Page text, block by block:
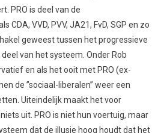
PRO is deel van de
CDA, VVD, PVV, JA21, FvD, SGP en zo
geweest tussen het progressieve
van het systeem. Onder Rob
en als het ooit met PRO (ex-
de ’’sociaal-liberalen’’ weer een
Uiteindelijk maakt het voor
uit. PRO is niet hun voertuig, maar
dat de illusie hoog houdt dat het